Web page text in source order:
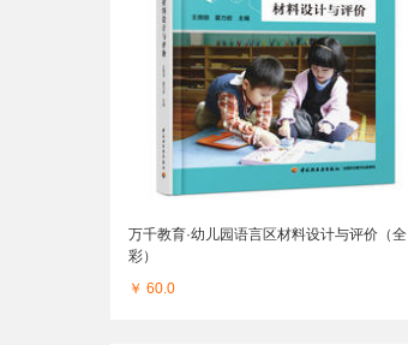
万千教育·幼儿园语言区材料设计与评价（全
彩）
￥ 60.0